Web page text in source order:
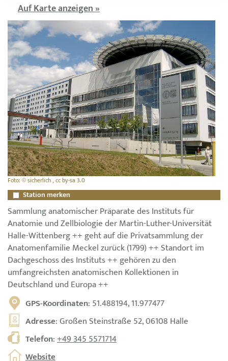
Auf Karte anzeigen »
Foto: © sicherlich , cc by-sa 3.0
Station merken
Sammlung anatomischer Präparate des Instituts für
Anatomie und Zellbiologie der Martin-Luther-Universität
Halle-Wittenberg ++ geht auf die Privatsammlung der
Anatomenfamilie Meckel zurück (1799) ++ Standort im
Dachgeschoss des Instituts ++ gehören zu den
umfangreichsten anatomischen Kollektionen in
Deutschland und Europa ++
GPS-Koordinaten: 51.488194, 11.977477
Adresse: Großen Steinstraße 52, 06108 Halle
Telefon:+49 345 5571714
Website